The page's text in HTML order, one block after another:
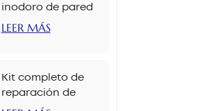
inodoro de pared
M12 x 70 mm
LEER MÁS
Kit completo de
reparación de
tanque de inodoro